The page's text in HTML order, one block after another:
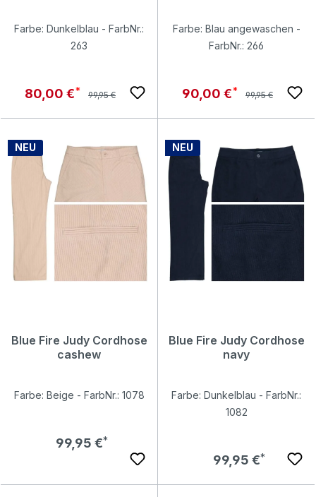
Farbe: Dunkelblau - FarbNr.:
263
Verkaufspreis:
80,00 € Regulärer Preis:
99,95 €
Farbe: Blau angewaschen -
FarbNr.: 266
Verkaufspreis:
90,00 € Regulärer Preis:
99,95 €
NEU
Blue Fire Judy Cordhose
cashew
Farbe: Beige - FarbNr.: 1078
Regulärer Preis:
99,95 €
NEU
Blue Fire Judy Cordhose
navy
Farbe: Dunkelblau - FarbNr.:
1082
Regulärer Preis:
99,95 €